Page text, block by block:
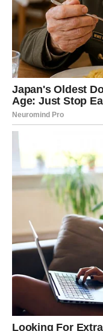
Ako ste u vezi,
značite. Reči i dela
sigurnost,
neophodno da biste
Ako ste slobodni,
podseća ko ste
potrebe da se
emocije – i tada
više ne morate da
Za neke Lavove,
priče. Ne kroz
donosi mir.
Povratak
bez oklopa
Ono što se kod